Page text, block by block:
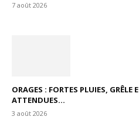
7 août 2026
ORAGES : FORTES PLUIES, GRÊLE
ATTENDUES...
3 août 2026